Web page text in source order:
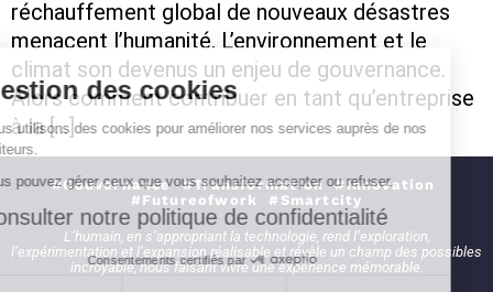
réchauffement global de nouveaux désastres
menacent l’humanité. L’environnement et le
climat son devenus un enjeu de gouvernance.
Alors comment contribuer en tant qu’entreprise
à la […]
#Gouvernance #Transformation #Innovation
#Futureofwork #Smartcity
L’humain, en s’appropriant la technologie, rend l’exploration,
l’expérimentation et l’expansion réalisable et révèle un champ des possibles
incroyable, nous faisant vivre une expérience mémorable.
Gestion des cookies
Nous utilisons des cookies pour améliorer
nos services auprès de nos visiteurs.
Vous pouvez gérer ceux que vous souhaitez accepter ou refuser.
Consulter notre politique de confidentialité
Consentements certifiés par